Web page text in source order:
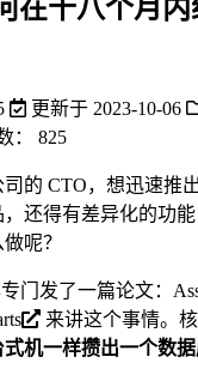
在十八个月
更新于 2023-10-06
： 825
的 CTO，想迅速推
还得有差异化的功
呢？
门发了一篇论文：
来讲这个事情。
机一样攒出一个数